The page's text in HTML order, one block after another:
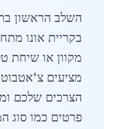
השלב הראשון
בקריית אונו
הצרכים שלכם
פרטים כמו סוג